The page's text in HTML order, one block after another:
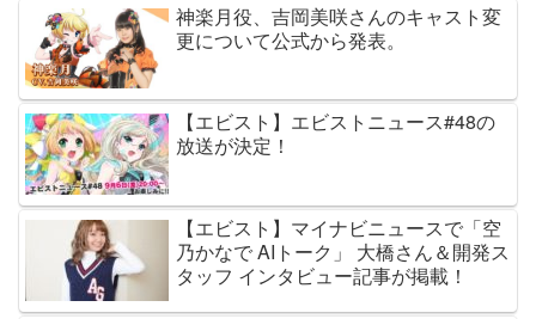
神楽月役、吉岡美咲さんのキャスト変
更について公式から発表。
【エビスト】エビストニュース#48の
放送が決定！
【エビスト】マイナビニュースで「空
乃かなで AIトーク」 大橋さん＆開発ス
タッフ インタビュー記事が掲載！